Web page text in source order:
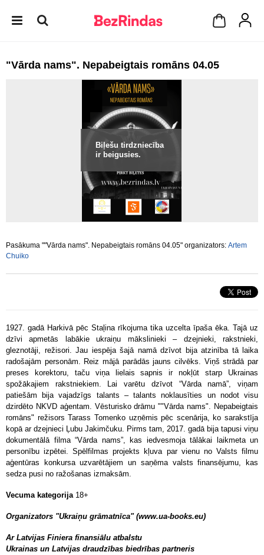
"Vārda nams". Nepabeigtais romāns 04.05
Biļešu tirdzniecība
ir beigusies.
Pasākuma ""Vārda nams". Nepabeigtais romāns 04.05" organizators: Artem
Chuiko
1927. gadā Harkivā pēc Staļina rīkojuma tika uzcelta īpaša ēka. Tajā uz
dzīvi apmetās labākie ukraiņu mākslinieki – dzejnieki, rakstnieki,
gleznotāji, režisori. Jau iespēja šajā namā dzīvot bija atzinība tā laika
radošajām personām. Reiz mājā parādās jauns cilvēks. Viņš strādā par
preses korektoru, taču viņa lielais sapnis ir nokļūt starp Ukrainas
spožākajiem rakstniekiem. Lai varētu dzīvot “Vārda namā”, viņam
patiešām bija vajadzīgs talants – talants noklausīties un nodot visu
dzirdēto NKVD aģentam. Vēsturisko drāmu ""Vārda nams". Nepabeigtais
romāns" režisors Tarass Tomenko uzņēmis pēc scenārija, ko sarakstīja
kopā ar dzejnieci Ļubu Jakimčuku. Pirms tam, 2017. gadā bija tapusi viņu
dokumentālā filma “Vārda nams”, kas iedvesmoja tālākai laikmeta un
personību izpētei. Spēlfilmas projekts kļuva par vienu no Valsts filmu
aģentūras konkursa uzvarētājiem un saņēma valsts finansējumu, kas
sedza pusi no ražošanas izmaksām.
Vecuma kategorija18+
Organizators "Ukraiņu grāmatnīca" (www.ua-books.eu)
Ar Latvijas Finiera finansiālu atbalstu
Ukrainas un Latvijas draudzības biedrības partneris